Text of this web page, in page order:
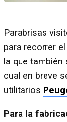
Parabrisas
para recorrer
la que también
cual en breve
utilitarios
Para la